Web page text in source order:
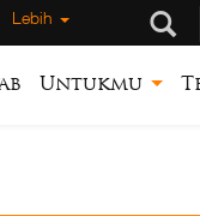
Lebih
Untukmu